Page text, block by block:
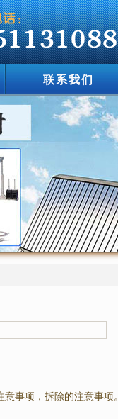
联系我们
事项，拆除的注意事项。